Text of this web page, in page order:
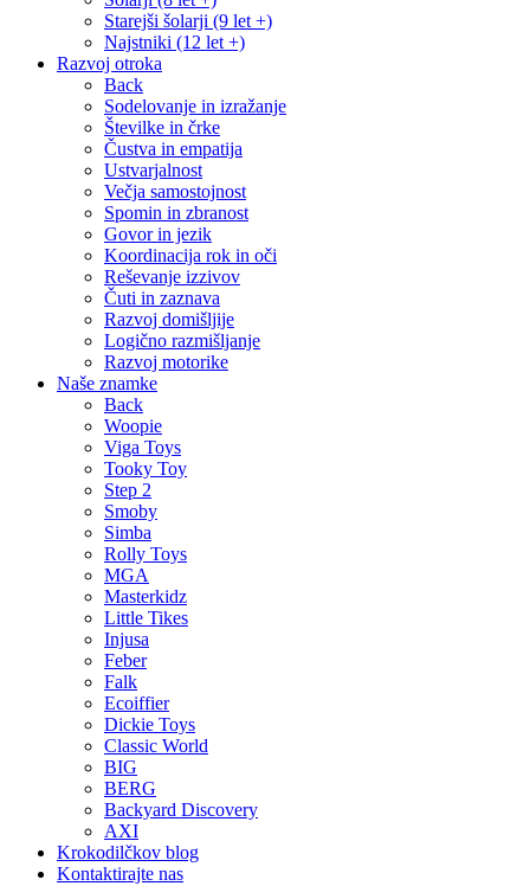
Starejši šolarji (9 let +)
Najstniki (12 let +)
Razvoj otroka
Back
Sodelovanje in izražanje
Številke in črke
Čustva in empatija
Ustvarjalnost
Večja samostojnost
Spomin in zbranost
Govor in jezik
Koordinacija rok in oči
Reševanje izzivov
Čuti in zaznava
Razvoj domišljije
Logično razmišljanje
Razvoj motorike
Naše znamke
Back
Woopie
Viga Toys
Tooky Toy
Step 2
Smoby
Simba
Rolly Toys
MGA
Masterkidz
Little Tikes
Injusa
Feber
Falk
Ecoiffier
Dickie Toys
Classic World
BIG
BERG
Backyard Discovery
AXI
Krokodilčkov blog
Kontaktirajte nas